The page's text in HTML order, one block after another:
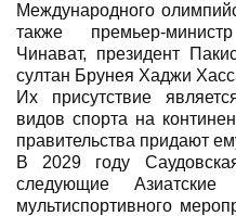
Международного
также премьер-
Чинават, президент
султан Брунея Хаджи
Их присутствие
видов спорта на
правительства придают
В 2029 году
следующие
мультиспортивного